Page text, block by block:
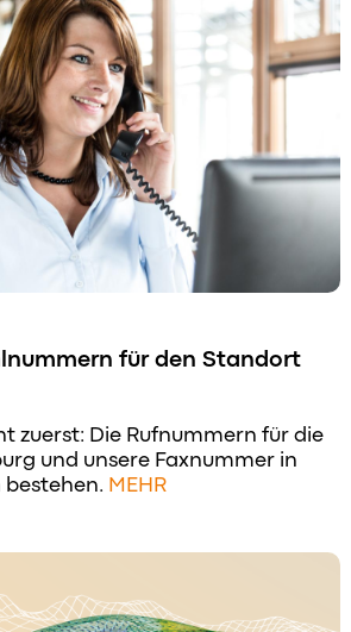
für den Standort
zuerst: Die Rufnummern für die
und unsere Faxnummer in
bestehen. MEHR